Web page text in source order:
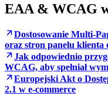
EAA & WCAG
Dostosowanie Multi-
oraz stron panelu
Jak odpowiednio
WCAG, aby spełniał
Europejski Akt o
2.1 w e-commerce